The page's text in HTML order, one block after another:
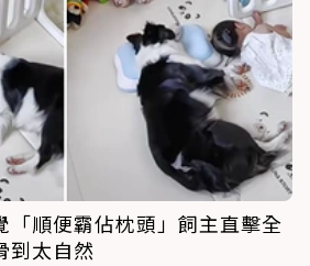
「順便霸佔枕頭」飼主直擊全
到太自然